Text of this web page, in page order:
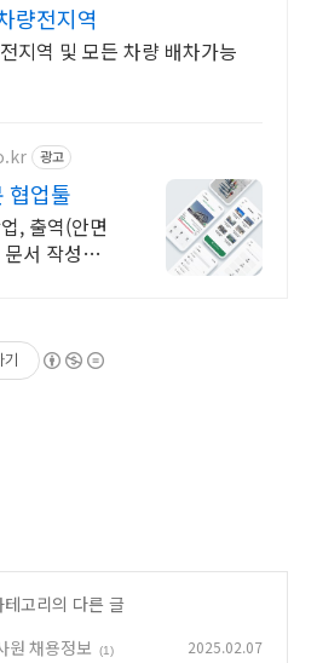
량전지역
지역 및 모든 차량 배차가능
광고
협업툴
, 출역(안면
서 작성기
고리의 다른 글
원 채용정보
(1) 2025.02.07